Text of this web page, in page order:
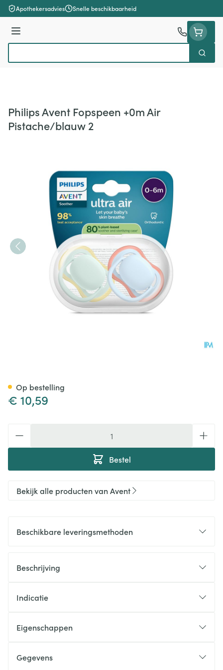
Ga naar de inhoud
Apothekersadvies Snelle beschikbaarheid
Menu
Zoek
Philips Avent Fopspeen +0m Air
Pistache/blauw 2
€ 10,59
Bestel
Op bestelling
Bekijk alle producten van Avent
Beschikbare leveringsmethoden
Beschrijving
Indicatie
Eigenschappen
Gegevens